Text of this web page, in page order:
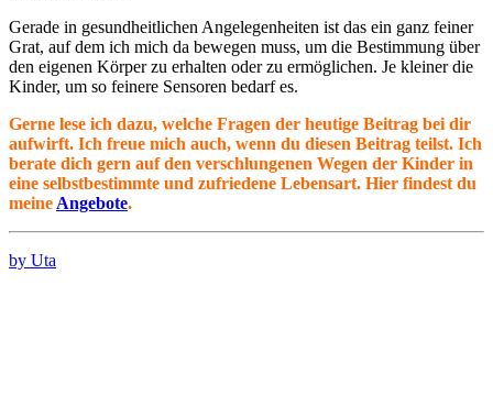
Gerade in gesundheitlichen Angelegenheiten ist das ein ganz feiner
Grat, auf dem ich mich da bewegen muss, um die Bestimmung über
den eigenen Körper zu erhalten oder zu ermöglichen. Je kleiner die
Kinder, um so feinere Sensoren bedarf es.
Gerne lese ich dazu, welche Fragen der heutige Beitrag bei dir
aufwirft. Ich freue mich auch, wenn du diesen Beitrag teilst. Ich
berate dich gern auf den verschlungenen Wegen der Kinder in
eine selbstbestimmte und zufriedene Lebensart. Hier findest du
meine Angebote.
by Uta